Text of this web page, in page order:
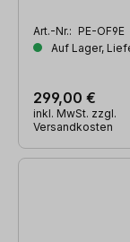
Art.-Nr.: PE-OF9E
Auf Lager,
299,00 €
inkl. MwSt. zzgl.
Versandkosten